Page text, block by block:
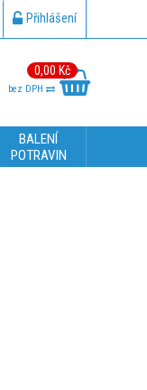
Přihlášení
0,00 Kč
bez DPH
BALENÍ
POTRAVIN